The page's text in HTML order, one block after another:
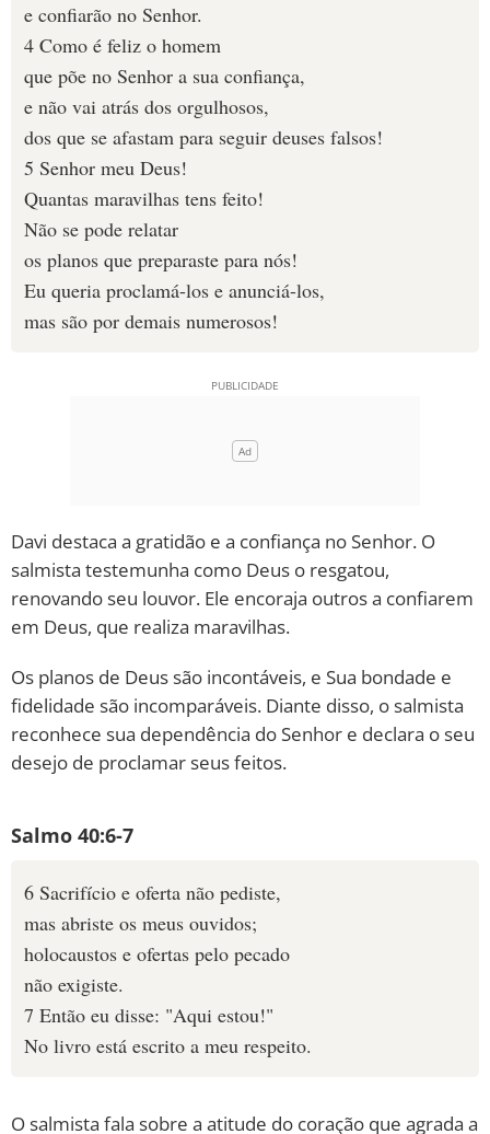
e confiarão no Senhor.
4 Como é feliz o homem
que põe no Senhor a sua confiança,
e não vai atrás dos orgulhosos,
dos que se afastam para seguir deuses falsos!
5 Senhor meu Deus!
Quantas maravilhas tens feito!
Não se pode relatar
os planos que preparaste para nós!
Eu queria proclamá-los e anunciá-los,
mas são por demais numerosos!
Davi destaca a gratidão e a confiança no Senhor. O
salmista testemunha como Deus o resgatou,
renovando seu louvor. Ele encoraja outros a confiarem
em Deus, que realiza maravilhas.
Os planos de Deus são incontáveis, e Sua bondade e
fidelidade são incomparáveis. Diante disso, o salmista
reconhece sua dependência do Senhor e declara o seu
desejo de proclamar seus feitos.
Salmo 40:6-7
6 Sacrifício e oferta não pediste,
mas abriste os meus ouvidos;
holocaustos e ofertas pelo pecado
não exigiste.
7 Então eu disse: "Aqui estou!"
No livro está escrito a meu respeito.
O salmista fala sobre a atitude do coração que agrada a